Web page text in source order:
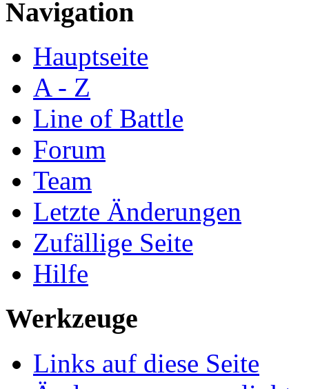
Navigation
Hauptseite
A - Z
Line of Battle
Forum
Team
Letzte Änderungen
Zufällige Seite
Hilfe
Werkzeuge
Links auf diese Seite